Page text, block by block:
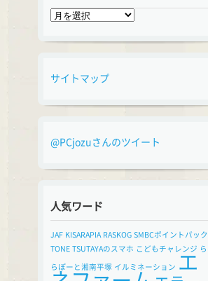
ア
カ
サイトマップ
@PCjozuさんのツイート
人気ワード
JAF KISARAPIA RASKOG SMBCポイントパック
TONE TSUTAYAのスマホ こどもチャレンジ ら
らぽーと湘南平塚 イルミネーション エ